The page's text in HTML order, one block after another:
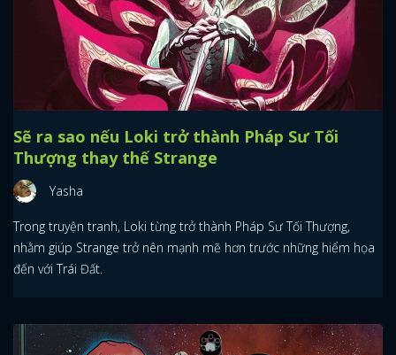
Sẽ ra sao nếu Loki trở thành Pháp Sư Tối
Thượng thay thế Strange
Yasha
Trong truyện tranh, Loki từng trở thành Pháp Sư Tối Thượng,
nhằm giúp Strange trở nên mạnh mẽ hơn trước những hiểm họa
đến với Trái Đất.